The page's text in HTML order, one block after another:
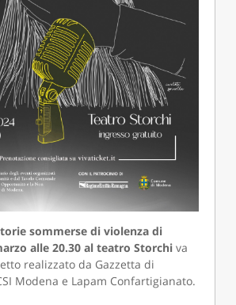
sommerse di violenza di
alle 20.30 al teatro Storchiva
realizzato da Gazzetta di
Modena e Lapam Confartigianato.